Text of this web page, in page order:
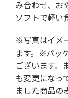
み合わせ、お
ソフトで軽い
※写真はイメ
ます。※パッ
ございます。
も変更になっ
ました商品の